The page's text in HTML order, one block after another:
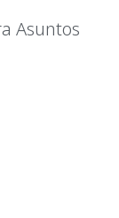
Asuntos